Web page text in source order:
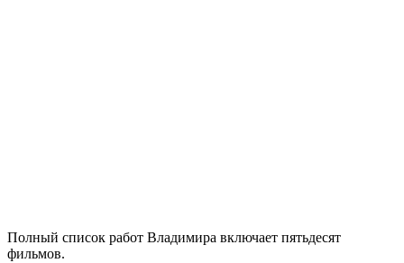
Полный список работ Владимира включает пятьдесят
фильмов.